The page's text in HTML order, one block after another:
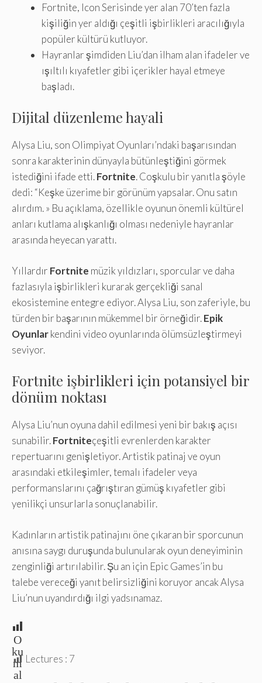
Fortnite, Icon Serisinde yer alan 70’ten fazla
kişiliğin yer aldığı çeşitli işbirlikleri aracılığıyla
popüler kültürü kutluyor.
Hayranlar şimdiden Liu’dan ilham alan ifadeler ve
ışıltılı kıyafetler gibi içerikler hayal etmeye
başladı.
Dijital düzenleme hayali
Alysa Liu, son Olimpiyat Oyunları’ndaki başarısından
sonra karakterinin dünyayla bütünleştiğini görmek
istediğini ifade etti.Fortnite. Coşkulu bir yanıtla şöyle
dedi: “Keşke üzerime bir görünüm yapsalar. Onu satın
alırdım. » Bu açıklama, özellikle oyunun önemli kültürel
anları kutlama alışkanlığı olması nedeniyle hayranlar
arasında heyecan yarattı.
Yıllardır Fortnite müzik yıldızları, sporcular ve daha
fazlasıyla işbirlikleri kurarak gerçekliği sanal
ekosistemine entegre ediyor. Alysa Liu, son zaferiyle, bu
türden bir başarının mükemmel bir örneğidir.Epik
Oyunlarkendini video oyunlarında ölümsüzleştirmeyi
seviyor.
Fortnite işbirlikleri için potansiyel bir
dönüm noktası
Alysa Liu’nun oyuna dahil edilmesi yeni bir bakış açısı
sunabilir.Fortniteçeşitli evrenlerden karakter
repertuarını genişletiyor. Artistik patinaj ve oyun
arasındaki etkileşimler, temalı ifadeler veya
performanslarını çağrıştıran gümüş kıyafetler gibi
yenilikçi unsurlarla sonuçlanabilir.
Kadınların artistik patinajını öne çıkaran bir sporcunun
anısına saygı duruşunda bulunularak oyun deneyiminin
zenginliği artırılabilir. Şu an için Epic Games’in bu
talebe vereceği yanıt belirsizliğini koruyor ancak Alysa
Liu’nun uyandırdığı ilgi yadsınamaz.
O
ku
m
al
Lectures : 7